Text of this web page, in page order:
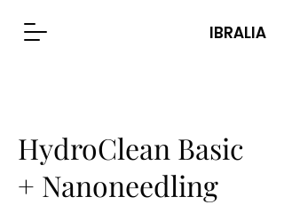
IBRALIA
HydroClean Basic
+ Nanoneedling